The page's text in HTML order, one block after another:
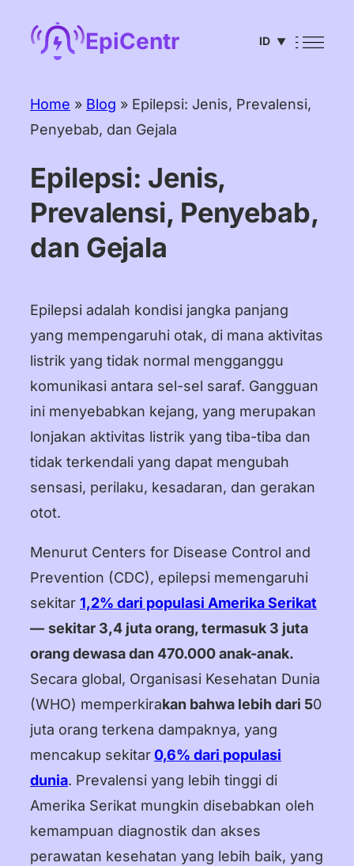
EpiCentr ID ▼
Deutsch
Español
Português
Italiano
Nederlands
Dansk
Suomi
Norsk Bokmål
Polski
Svenska
Türkçe
العربية
Bahasa Indonesia
Bahasa Melayu
Tagalog
हिन्दी
한국어
Home » Blog » Epilepsi: Jenis, Prevalensi,
Penyebab, dan Gejala
Epilepsi: Jenis,
Prevalensi, Penyebab,
dan Gejala
Epilepsi adalah kondisi jangka panjang
yang mempengaruhi otak, di mana aktivitas
listrik yang tidak normal mengganggu
komunikasi antara sel-sel saraf. Gangguan
ini menyebabkan kejang, yang merupakan
lonjakan aktivitas listrik yang tiba-tiba dan
tidak terkendali yang dapat mengubah
sensasi, perilaku, kesadaran, dan gerakan
otot.
Menurut Centers for Disease Control and
Prevention (CDC), epilepsi memengaruhi
sekitar 1,2% dari populasi Amerika Serikat
— sekitar 3,4 juta orang, termasuk 3 juta
orang dewasa dan 470.000 anak-anak.
Secara global, Organisasi Kesehatan Dunia
(WHO) memperkirakan bahwa lebih dari 50
juta orang terkena dampaknya, yang
mencakup sekitar0,6% dari populasi
dunia. Prevalensi yang lebih tinggi di
Amerika Serikat mungkin disebabkan oleh
kemampuan diagnostik dan akses
perawatan kesehatan yang lebih baik, yang